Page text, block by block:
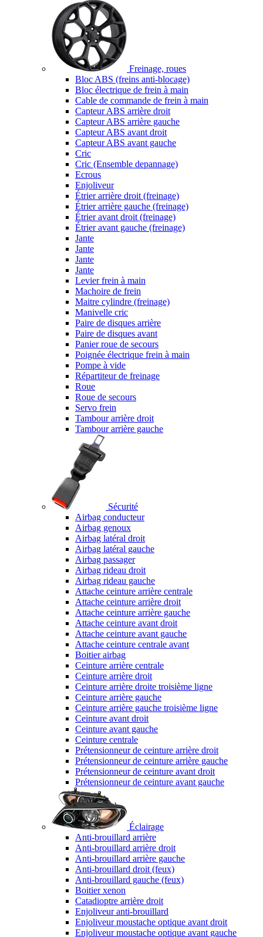
Freinage, roues
Bloc ABS (freins anti-blocage)
Bloc électrique de frein à main
Cable de commande de frein à main
Capteur ABS arrière droit
Capteur ABS arrière gauche
Capteur ABS avant droit
Capteur ABS avant gauche
Cric
Cric (Ensemble depannage)
Ecrous
Enjoliveur
Étrier arrière droit (freinage)
Étrier arrière gauche (freinage)
Étrier avant droit (freinage)
Étrier avant gauche (freinage)
Jante
Jante
Jante
Jante
Levier frein à main
Machoire de frein
Maitre cylindre (freinage)
Manivelle cric
Paire de disques arrière
Paire de disques avant
Panier roue de secours
Poignée électrique frein à main
Pompe à vide
Répartiteur de freinage
Roue
Roue de secours
Servo frein
Tambour arrière droit
Tambour arrière gauche
Sécurité
Airbag conducteur
Airbag genoux
Airbag latéral droit
Airbag latéral gauche
Airbag passager
Airbag rideau droit
Airbag rideau gauche
Attache ceinture arrière centrale
Attache ceinture arrière droit
Attache ceinture arrière gauche
Attache ceinture avant droit
Attache ceinture avant gauche
Attache ceinture centrale avant
Boitier airbag
Ceinture arrière centrale
Ceinture arrière droit
Ceinture arrière droite troisième ligne
Ceinture arrière gauche
Ceinture arrière gauche troisième ligne
Ceinture avant droit
Ceinture avant gauche
Ceinture centrale
Prétensionneur de ceinture arrière droit
Prétensionneur de ceinture arrière gauche
Prétensionneur de ceinture avant droit
Prétensionneur de ceinture avant gauche
Éclairage
Anti-brouillard arrière
Anti-brouillard arrière droit
Anti-brouillard arrière gauche
Anti-brouillard droit (feux)
Anti-brouillard gauche (feux)
Boitier xenon
Catadioptre arrière droit
Enjoliveur anti-brouillard
Enjoliveur moustache optique avant droit
Enjoliveur moustache optique avant gauche